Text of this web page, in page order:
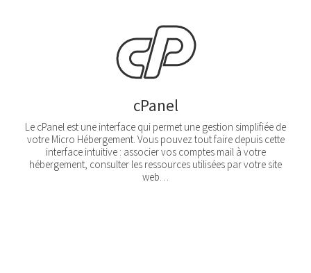
cPanel
Le cPanel est une interface qui permet une gestion simplifiée de
votre Micro Hébergement. Vous pouvez tout faire depuis cette
interface intuitive : associer vos comptes mail à votre
hébergement, consulter les ressources utilisées par votre site
web…